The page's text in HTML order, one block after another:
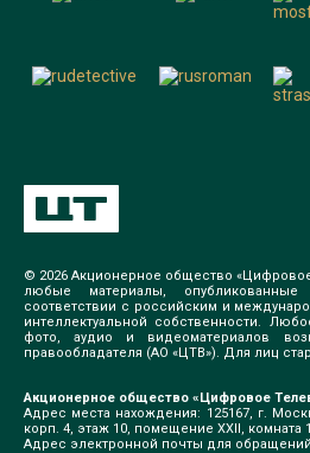
© 2026 Акционерное общество
любые материалы,
соответствии с российским и
интеллектуальной собственности.
фото, аудио и видеоматериалов
правообладателя (АО «ЦТВ»). Для лиц
Акционерное общество «Цифровое
Адрес места нахождения: 125167, г.
корп. 4, этаж 10, помещение XXII, комната
Адрес электронной почты для